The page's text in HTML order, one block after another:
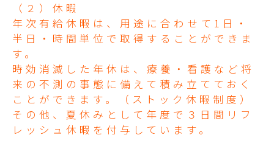
（２）休暇
年次有給休暇は、用途に合わせて1日・
半日・時間単位で取得することができま
す。
時効消滅した年休は、療養・看護など将
来の不測の事態に備えて積み立てておく
ことができます。（ストック休暇制度）
その他、夏休みとして年度で３日間リフ
レッシュ休暇を付与しています。